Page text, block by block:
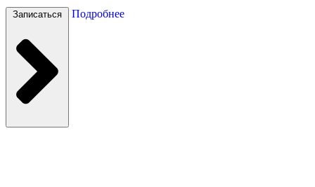
Записаться Подробнее